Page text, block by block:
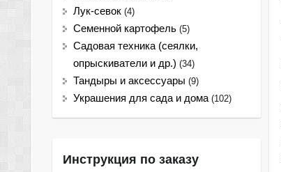
Лук-севок (4)
Семенной картофель (5)
Садовая техника (сеялки,
опрыскиватели и др.) (34)
Тандыры и аксессуары (9)
Украшения для сада и дома (102)
Инструкция по заказу